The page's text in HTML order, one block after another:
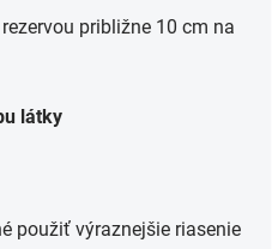
približne 10 cm na
látky
použiť výraznejšie riasenie